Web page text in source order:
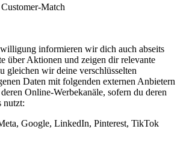
Match
informieren wir dich auch abseits
über Aktionen und zeigen dir relevante
gleichen wir deine verschlüsselten
Daten mit folgenden externen Anbietern
Online-Werbekanäle, sofern du deren
nutzt:
Google, LinkedIn, Pinterest, TikTok